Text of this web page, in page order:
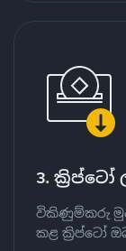
3.
විකිණුම්කරු
කළ ක්‍රිප්ටෝ